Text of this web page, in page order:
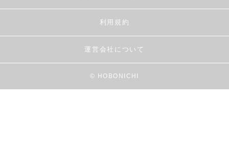
利用規約
運営会社について
© HOBONICHI